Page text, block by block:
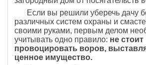
Если вы решили уберечь дачу
различных систем охраны и
своими руками, первым делом
учитывать одно правило: не стоит
провоцировать воров,
ценное имущество.